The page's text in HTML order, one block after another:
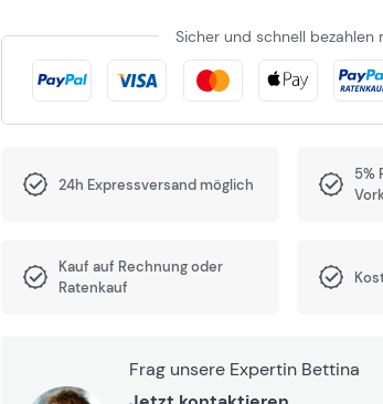
Sicher und schnell bezahlen
24h Expressversand möglich
5%
Kauf auf Rechnung oder
Ratenkauf
Frag unsere Expertin Bettina